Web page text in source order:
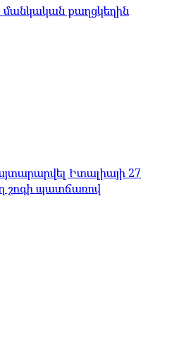
մանկական քաղցկեղին
Իտալիայի 27
շոգի պատճառով